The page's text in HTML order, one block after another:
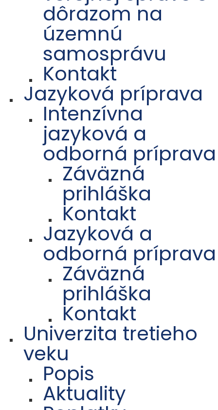
dôrazom na
územnú
samosprávu
Kontakt
Jazyková príprava
Intenzívna
jazyková a
odborná príprava
Záväzná
prihláška
Kontakt
Jazyková a
odborná príprava
Záväzná
prihláška
Kontakt
Univerzita tretieho
veku
Popis
Aktuality